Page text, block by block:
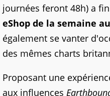
journées feront 48h) a
eShop de la semaine
également se vanter
des mêmes charts
Proposant une
aux influences